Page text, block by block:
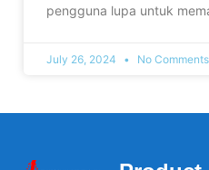
pengguna lupa untuk
July 26, 2024 No Comments